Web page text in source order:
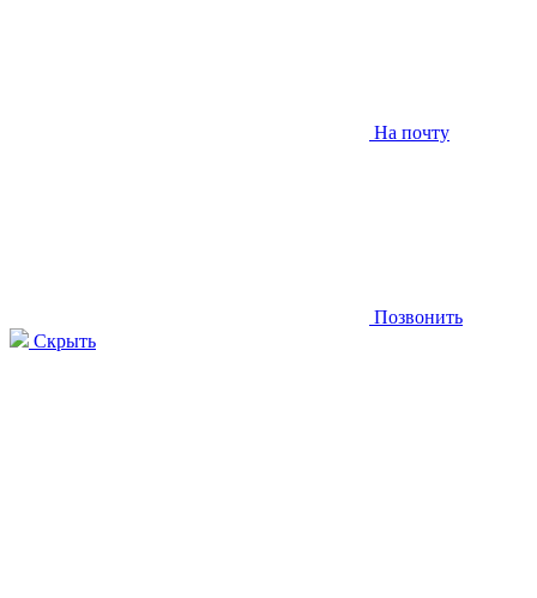
На почту
Позвонить
Скрыть